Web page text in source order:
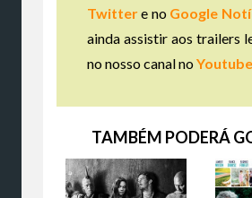
Twittere no Google
ainda assistir aos trailers
no nosso canal noYoutube
TAMBÉM PODERÁ